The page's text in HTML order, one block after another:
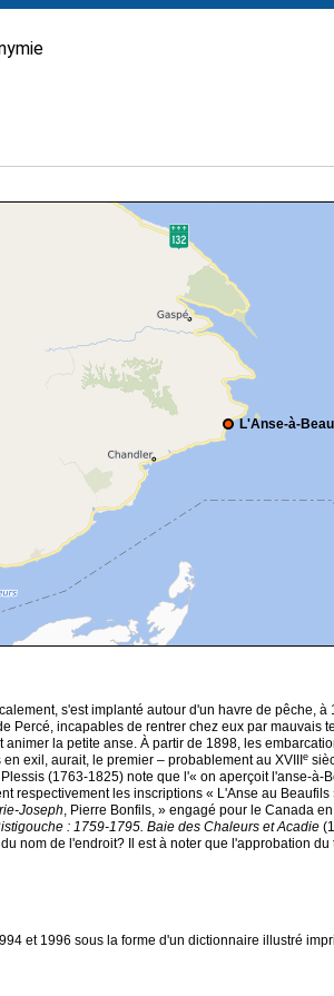
L'Anse-à-
s'est implanté autour d'un havre de pêche,
incapables de rentrer chez eux par mauvais
la petite anse. À partir de 1898, les
exil, aurait, le premier – probablement au XVIII
e
(1763-1825) note que l'« on aperçoit l'anse-
respectivement les inscriptions « L'Anse au
Joseph, Pierre Bonfils, » engagé pour le Canada
: 1759-1795. Baie des Chaleurs et Acadie
nom de l'endroit? Il est à noter que l'approbation
et 1996 sous la forme d'un dictionnaire illustré